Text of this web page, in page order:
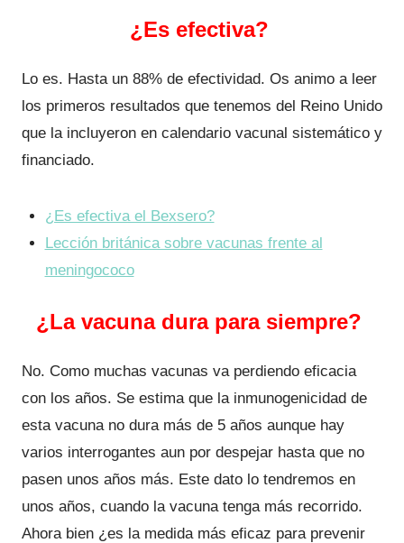
¿Es efectiva?
Lo es. Hasta un 88% de efectividad. Os animo a leer
los primeros resultados que tenemos del Reino Unido
que la incluyeron en calendario vacunal sistemático y
financiado.
¿Es efectiva el Bexsero?
Lección británica sobre vacunas frente al
meningococo
¿La vacuna dura para siempre?
No. Como muchas vacunas va perdiendo eficacia
con los años. Se estima que la inmunogenicidad de
esta vacuna no dura más de 5 años aunque hay
varios interrogantes aun por despejar hasta que no
pasen unos años más. Este dato lo tendremos en
unos años, cuando la vacuna tenga más recorrido.
Ahora bien ¿es la medida más eficaz para prevenir